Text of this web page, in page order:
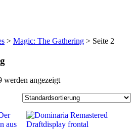
> Magic: The Gathering > Seite 2
werden angezeigt